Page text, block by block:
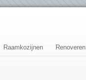
Raamkozijnen Renoveren